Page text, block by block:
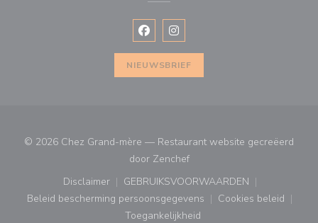
Facebook ((opent in een nieuw
Instagram ((opent in een
NIEUWSBRIEF
© 2026 Chez Grand-mère — Restaurant website gecreëerd
door Zenchef((opent in een nieuw
Disclaimer
((opent in een nieuw venster))
GEBRUIKSVOORWAARDEN
((opent in een nieuw
Beleid bescherming persoonsgegevens
((opent in een nieuw venster))
Cookies beleid
((opent in
Toegankelijkheid